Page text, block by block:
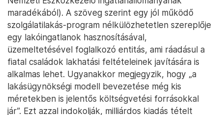
maradékából). A szöveg szerint egy jól működő
szolgálatilakás-program nélkülözhetetlen szereplője
egy lakóingatlanok hasznosításával,
üzemeltetésével foglalkozó entitás, ami ráadásul a
fiatal családok lakhatási feltételeinek javítására is
alkalmas lehet. Ugyanakkor megjegyzik, hogy „a
lakásügynökségi modell bevezetése még kis
méretekben is jelentős költségvetési forrásokkal
jár”. Ezt azzal indokolják, milliárdos kiadás tételt